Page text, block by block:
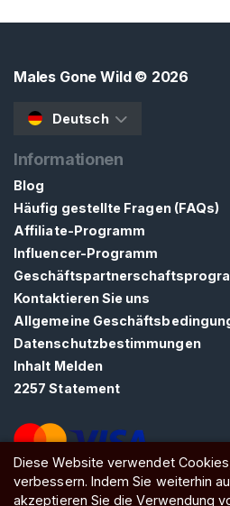
Males Gone Wild© 2026
Deutsch
Informationen
Blog
Häufig gestellte Fragen (FAQs)
Affiliate-Programm
Influencer-Programm
Kontaktieren Sie uns
Allgemeine
Datenschutzbestimmungen
Inhalt Melden
2257 Statement
ATW Ltd, Essex, SS0 7EU, United Kingdom
Diese Website verwendet
verbessern. Indem Sie weiterhin
akzeptieren Sie die Verwendung
m
t
i
g
e
J
o
c
k
s
t
r
a
s
S
c